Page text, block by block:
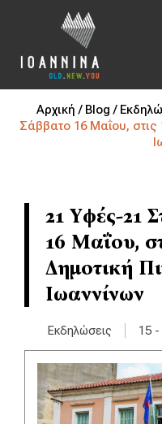
Αρχική / Blog /
Σάββατο 16 Μαΐου, στις
21 Υφές-21
16 Μαΐου,
Δημοτική
Ιωαννίνων
Εκδηλώσεις 15